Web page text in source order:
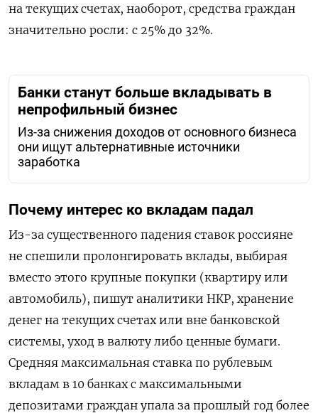
на текущих счетах, наоборот, средства граждан
значительно росли: с 25% до 32%.
Банки станут больше вкладывать в
непрофильный бизнес
Из-за снижения доходов от основного бизнеса
они ищут альтернативные источники
заработка
Почему интерес ко вкладам падал
Из-за существенного падения ставок россияне
не спешили пролонгировать вклады, выбирая
вместо этого крупные покупки (квартиру или
автомобиль), пишут аналитики НКР, хранение
денег на текущих счетах или вне банковской
системы, уход в валюту либо ценные бумаги.
Средняя максимальная ставка по рублевым
вкладам в 10 банках с максимальными
депозитами граждан упала за прошлый год более